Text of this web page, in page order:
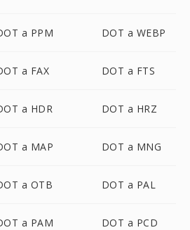
a PPM DOT a WEBP
a FAX DOT a FTS
a HDR DOT a HRZ
a MAP DOT a MNG
a OTB DOT a PAL
a PAM DOT a PCD